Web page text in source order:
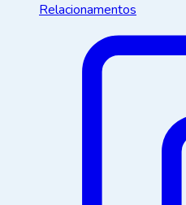
Relacionamentos